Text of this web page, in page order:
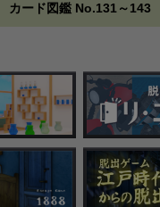
カード図鑑 No.131～143